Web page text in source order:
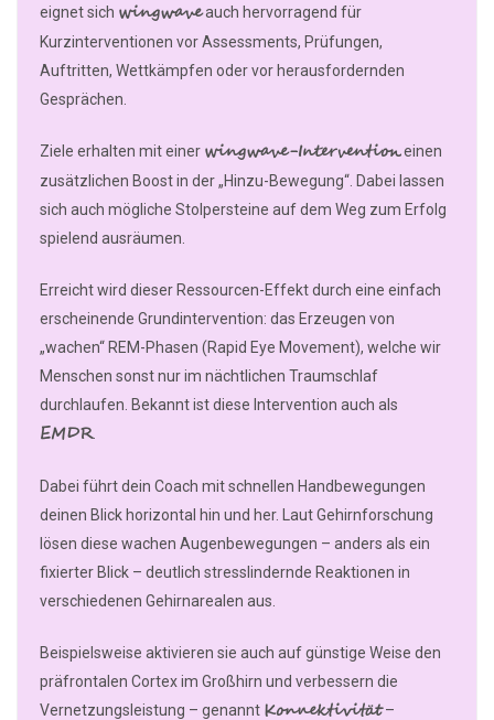
eignet sich wingwaveauch hervorragend für
Kurzinterventionen vor Assessments, Prüfungen,
Auftritten, Wettkämpfen oder vor herausfordernden
Gesprächen.
Ziele erhalten mit einer wingwave-Interventioneinen
zusätzlichen Boost in der „Hinzu-Bewegung“. Dabei lassen
sich auch mögliche Stolpersteine auf dem Weg zum Erfolg
spielend ausräumen.
Erreicht wird dieser Ressourcen-Effekt durch eine einfach
erscheinende Grundintervention: das Erzeugen von
„wachen“ REM-Phasen (Rapid Eye Movement), welche wir
Menschen sonst nur im nächtlichen Traumschlaf
durchlaufen. Bekannt ist diese Intervention auch als
EMDR.
Dabei führt dein Coach mit schnellen Handbewegungen
deinen Blick horizontal hin und her. Laut Gehirnforschung
lösen diese wachen Augenbewegungen – anders als ein
fixierter Blick – deutlich stresslindernde Reaktionen in
verschiedenen Gehirnarealen aus.
Beispielsweise aktivieren sie auch auf günstige Weise den
präfrontalen Cortex im Großhirn und verbessern die
Vernetzungsleistung – genannt Konnektivität–